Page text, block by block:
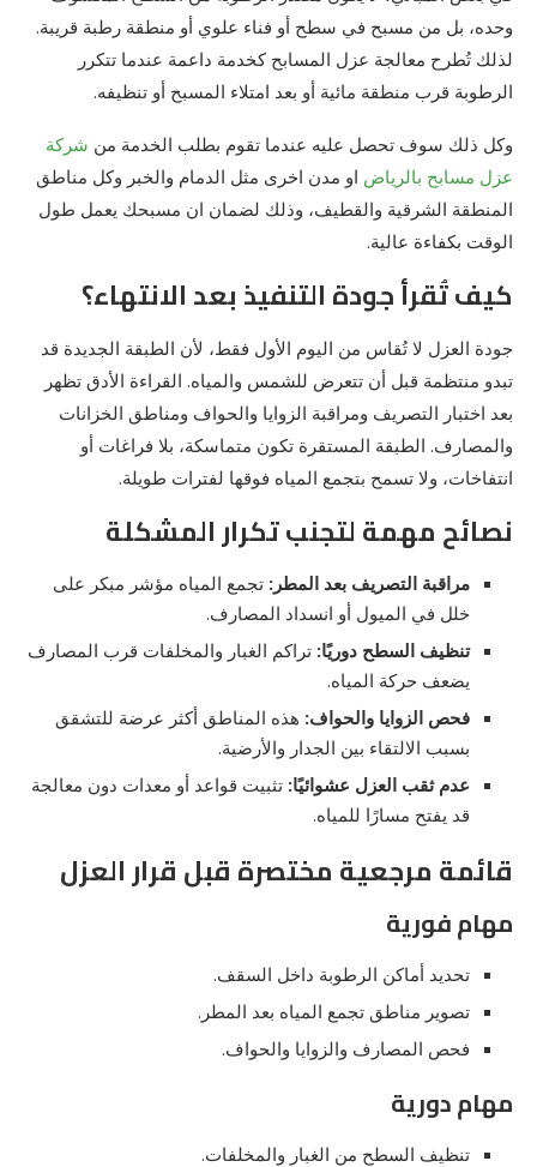
وحده، بل من مسبح في سطح أو فناء علوي أو منطقة رطبة قريبة.
لذلك تُطرح معالجة عزل المسابح كخدمة داعمة عندما تتكرر
الرطوبة قرب منطقة مائية أو بعد امتلاء المسبح أو تنظيفه.
وكل ذلك سوف تحصل عليه عندما تقوم بطلب الخدمة من شركة
عزل مسابح بالرياض او مدن اخرى مثل الدمام والخبر وكل مناطق
المنطقة الشرقية والقطيف، وذلك لضمان ان مسبحك يعمل طول
الوقت بكفاءة عالية.
كيف تُقرأ جودة التنفيذ بعد الانتهاء؟
جودة العزل لا تُقاس من اليوم الأول فقط، لأن الطبقة الجديدة قد
تبدو منتظمة قبل أن تتعرض للشمس والمياه. القراءة الأدق تظهر
بعد اختبار التصريف ومراقبة الزوايا والحواف ومناطق الخزانات
والمصارف. الطبقة المستقرة تكون متماسكة، بلا فراغات أو
انتفاخات، ولا تسمح بتجمع المياه فوقها لفترات طويلة.
نصائح مهمة لتجنب تكرار المشكلة
مراقبة التصريف بعد المطر: تجمع المياه مؤشر مبكر على
خلل في الميول أو انسداد المصارف.
تنظيف السطح دوريًا: تراكم الغبار والمخلفات قرب المصارف
يضعف حركة المياه.
فحص الزوايا والحواف: هذه المناطق أكثر عرضة للتشقق
بسبب الالتقاء بين الجدار والأرضية.
عدم ثقب العزل عشوائيًا: تثبيت قواعد أو معدات دون معالجة
قد يفتح مسارًا للمياه.
قائمة مرجعية مختصرة قبل قرار العزل
مهام فورية
تحديد أماكن الرطوبة داخل السقف.
تصوير مناطق تجمع المياه بعد المطر.
فحص المصارف والزوايا والحواف.
مهام دورية
تنظيف السطح من الغبار والمخلفات.